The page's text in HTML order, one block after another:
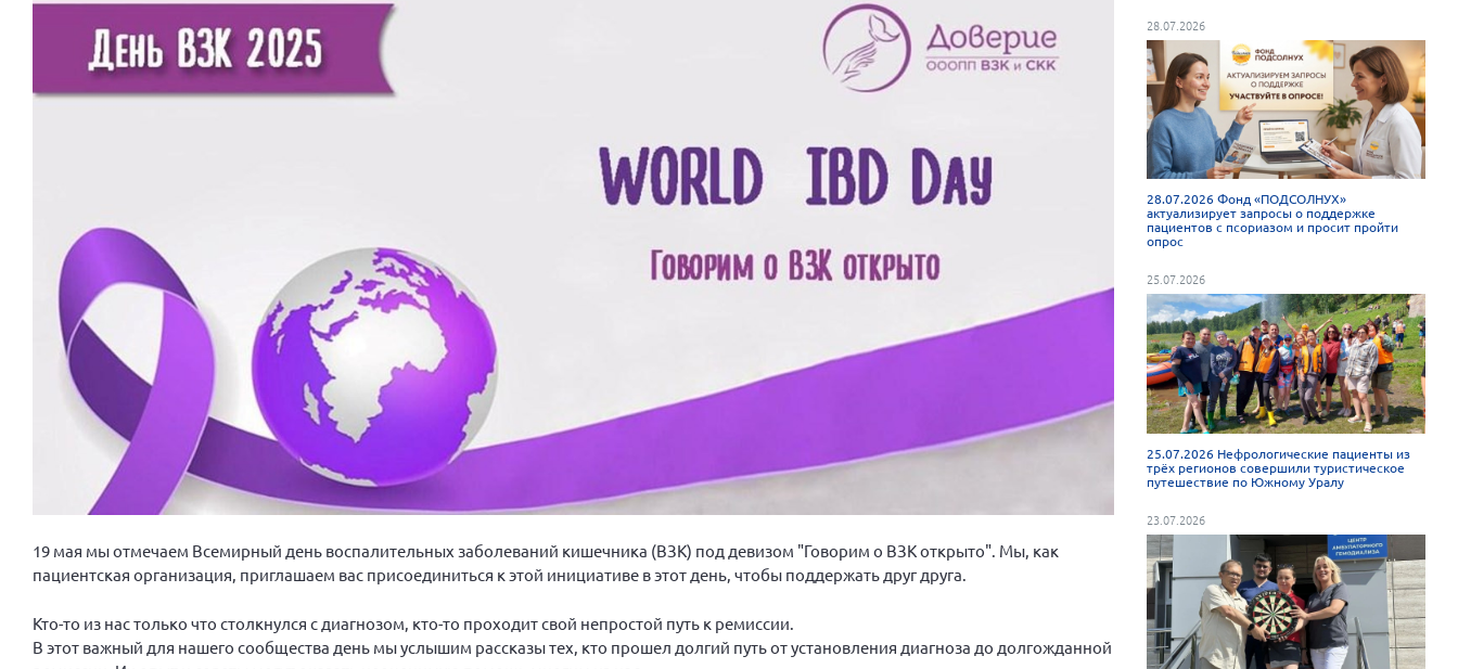
19 мая мы отмечаем Всемирный день воспалительных заболеваний кишечника (ВЗК) под девизом "Говорим о ВЗК открыто". Мы, как
пациентская организация, приглашаем вас присоединиться к этой инициативе в этот день, чтобы поддержать друг друга.
Кто-то из нас только что столкнулся с диагнозом, кто-то проходит свой непростой путь к ремиссии.
В этот важный для нашего сообщества день мы услышим рассказы тех, кто прошел долгий путь от установления диагноза до долгожданной
28.07.2026
28.07.2026 Фонд «ПОДСОЛНУХ»
актуализирует запросы о поддержке
пациентов с псориазом и просит пройти
опрос
25.07.2026
25.07.2026 Нефрологические пациенты из
трёх регионов совершили туристическое
путешествие по Южному Уралу
23.07.2026